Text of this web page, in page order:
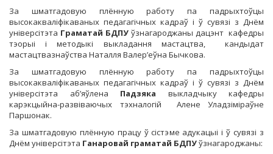
За шматгадовую плённую работу па падрыхтоўцы
высокакваліфікаваных педагагічных кадраў і ў сувязі з Днём
універсітэта Граматай БДПУ ўзнагароджаны дацэнт кафедры
тэорыі і методыкі выкладання мастацтва, кандыдат
мастацтвазнаўства Наталля Валер’еўна Бычкова.
За шматгадовую плённую работу па падрыхтоўцы
высокакваліфікаваных педагагічных кадраў і ў сувязі з Днём
універсітэта аб’яўлена Падзяка выкладчыку кафедры
карэкцыйна-развіваючых тэхналогій Алене Уладзіміраўне
Паршонак.
За шматгадовую плённую працу ў сістэме адукацыі і ў сувязі з
Днём універсітэта Ганаровай граматай БДПУўзнагароджаны: